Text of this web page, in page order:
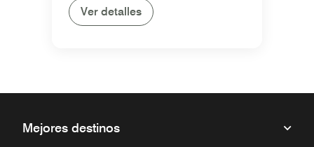
Ver detalles
Mejores destinos